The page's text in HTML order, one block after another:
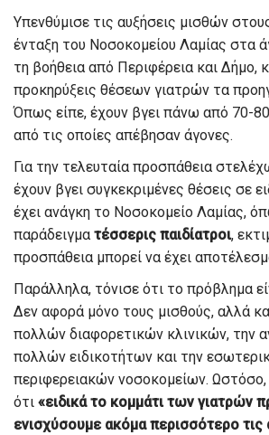
Υπενθύμισε τις αυξήσεις μισθών
ένταξη του Νοσοκομείου Λαμίας στα
τη βοήθεια από Περιφέρεια και Δήμο,
προκηρύξεις θέσεων γιατρών τα
Όπως είπε, έχουν βγει πάνω από 70-
από τις οποίες απέβησαν άγονες.
Για την τελευταία προσπάθεια
έχουν βγει συγκεκριμένες θέσεις σε
έχει ανάγκη το Νοσοκομείο Λαμίας,
παράδειγμα τέσσερις παιδίατροι,
προσπάθεια μπορεί να έχει
Παράλληλα, τόνισε ότι το πρόβλημα
Δεν αφορά μόνο τους μισθούς, αλλά
πολλών διαφορετικών κλινικών, την
πολλών ειδικοτήτων και την
περιφερειακών νοσοκομείων.
ότι «ειδικά το κομμάτι των γιατρών
ενισχύσουμε ακόμα περισσότερο